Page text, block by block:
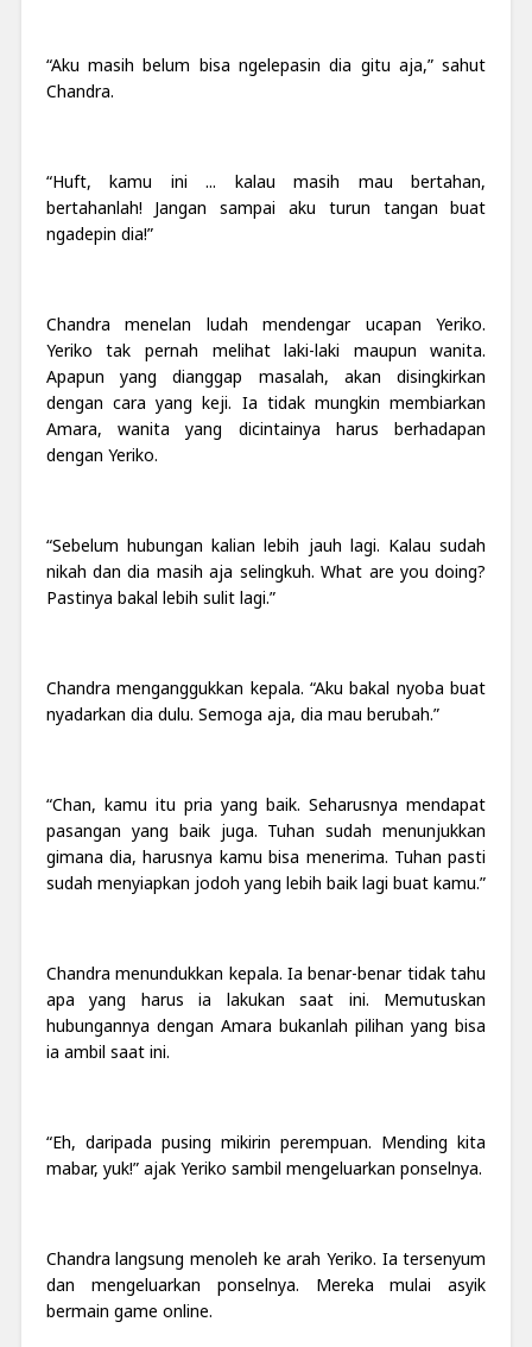
“Aku masih belum bisa ngelepasin dia gitu aja,” sahut
Chandra.
“Huft, kamu ini ... kalau masih mau bertahan,
bertahanlah! Jangan sampai aku turun tangan buat
ngadepin dia!”
Chandra menelan ludah mendengar ucapan Yeriko.
Yeriko tak pernah melihat laki-laki maupun wanita.
Apapun yang dianggap masalah, akan disingkirkan
dengan cara yang keji. Ia tidak mungkin membiarkan
Amara, wanita yang dicintainya harus berhadapan
dengan Yeriko.
“Sebelum hubungan kalian lebih jauh lagi. Kalau sudah
nikah dan dia masih aja selingkuh. What are you doing?
Pastinya bakal lebih sulit lagi.”
Chandra menganggukkan kepala. “Aku bakal nyoba buat
nyadarkan dia dulu. Semoga aja, dia mau berubah.”
“Chan, kamu itu pria yang baik. Seharusnya mendapat
pasangan yang baik juga. Tuhan sudah menunjukkan
gimana dia, harusnya kamu bisa menerima. Tuhan pasti
sudah menyiapkan jodoh yang lebih baik lagi buat kamu.”
Chandra menundukkan kepala. Ia benar-benar tidak tahu
apa yang harus ia lakukan saat ini. Memutuskan
hubungannya dengan Amara bukanlah pilihan yang bisa
ia ambil saat ini.
“Eh, daripada pusing mikirin perempuan. Mending kita
mabar, yuk!” ajak Yeriko sambil mengeluarkan ponselnya.
Chandra langsung menoleh ke arah Yeriko. Ia tersenyum
dan mengeluarkan ponselnya. Mereka mulai asyik
bermain game online.